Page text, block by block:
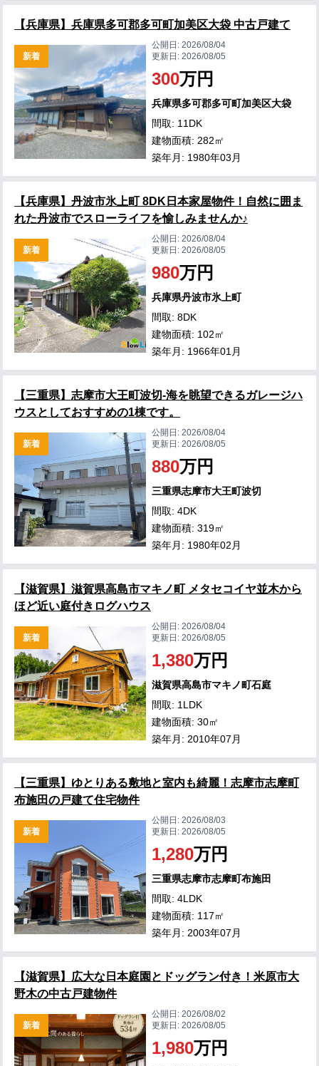
【兵庫県】兵庫県多可郡多可町加美区大袋 中古戸建て
新着
公開日:2026/08/04
更新日:2026/08/05
300万円
兵庫県多可郡多可町加美区大袋
間取: 11DK
建物面積: 282㎡
築年月: 1980年03月
【兵庫県】丹波市氷上町 8DK日本家屋物件！自然に囲ま
れた丹波市でスローライフを愉しみませんか♪
新着
公開日:2026/08/04
更新日:2026/08/05
980万円
兵庫県丹波市氷上町
間取: 8DK
建物面積: 102㎡
築年月: 1966年01月
【三重県】志摩市大王町波切-海を眺望できるガレージハ
ウスとしておすすめの1棟です。
新着
公開日:2026/08/04
更新日:2026/08/05
880万円
三重県志摩市大王町波切
間取: 4DK
建物面積: 319㎡
築年月: 1980年02月
【滋賀県】滋賀県高島市マキノ町 メタセコイヤ並木から
ほど近い庭付きログハウス
新着
公開日:2026/08/04
更新日:2026/08/05
1,380万円
滋賀県高島市マキノ町石庭
間取: 1LDK
建物面積: 30㎡
築年月: 2010年07月
【三重県】ゆとりある敷地と室内も綺麗！志摩市志摩町
布施田の戸建て住宅物件
新着
公開日:2026/08/03
更新日:2026/08/05
1,280万円
三重県志摩市志摩町布施田
間取: 4LDK
建物面積: 117㎡
築年月: 2003年07月
【滋賀県】広大な日本庭園とドッグラン付き！米原市大
野木の中古戸建物件
新着
公開日:2026/08/02
更新日:2026/08/05
1,980万円